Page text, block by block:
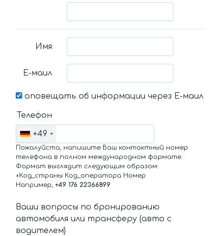
Имя
Е-маил
оповещать об информации через Е-маил
Телефон
+49
Пожалуйста, напишите Ваш контактный номер
телефона в полном международном формате.
Формат выглядит следующим образом:
+Код_страны Код_оператора Номер
Например, +49 176 22366899
Ваши вопросы по бронированию
автомобиля или трансферу (авто с
водителем)